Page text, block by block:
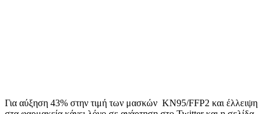
Για αύξηση 43% στην τιμή των μασκών KN95/FFP2 και έλλειψη